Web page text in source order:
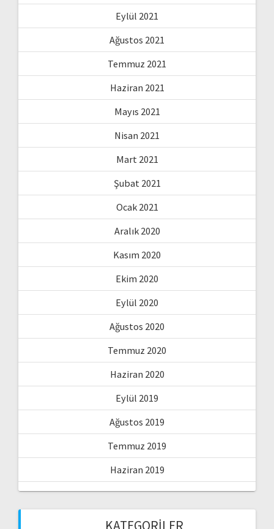
Eylül 2021
Ağustos 2021
Temmuz 2021
Haziran 2021
Mayıs 2021
Nisan 2021
Mart 2021
Şubat 2021
Ocak 2021
Aralık 2020
Kasım 2020
Ekim 2020
Eylül 2020
Ağustos 2020
Temmuz 2020
Haziran 2020
Eylül 2019
Ağustos 2019
Temmuz 2019
Haziran 2019
KATEGORILER